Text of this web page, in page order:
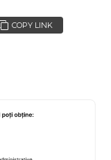
COPY LINK